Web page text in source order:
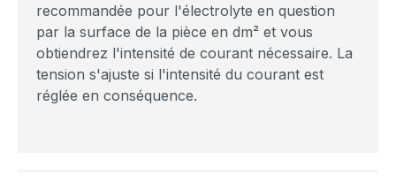
recommandée pour l'électrolyte en question
par la surface de la pièce en dm² et vous
obtiendrez l'intensité de courant nécessaire. La
tension s'ajuste si l'intensité du courant est
réglée en conséquence.